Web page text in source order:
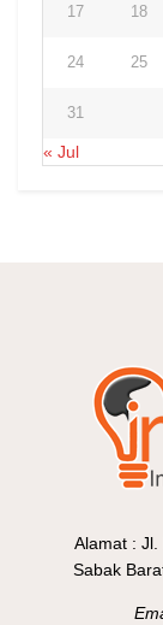
17 18
24 25
31
« Jul
Alamat : Jl.
Sabak